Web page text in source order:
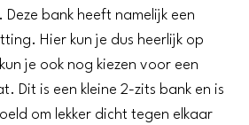
Deze bank heeft namelijk een
Hier kun je dus heerlijk op
je ook nog kiezen voor een
Dit is een kleine 2-zits bank en is
om lekker dicht tegen elkaar